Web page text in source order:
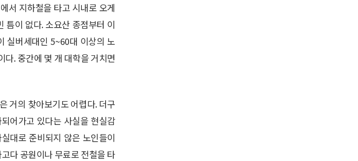
서 지하철을 타고 시내로 오게
틈이 없다. 소요산 종점부터 이
실버세대인 5~60대 이상의 노
. 중간에 몇 개 대학을 거치면
거의 찾아보기도 어렵다. 더구
어가고 있다는 사실을 현실감
대로 준비되지 않은 노인들이
다 공원이나 무료로 전철을 타